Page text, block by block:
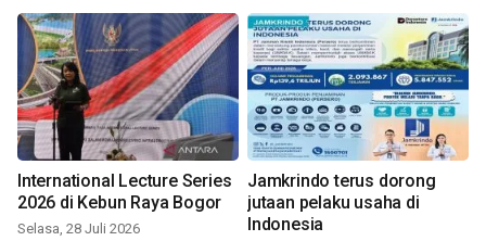
International Lecture Series
2026 di Kebun Raya Bogor
Selasa, 28 Juli 2026
Jamkrindo terus dorong
jutaan pelaku usaha di
Indonesia